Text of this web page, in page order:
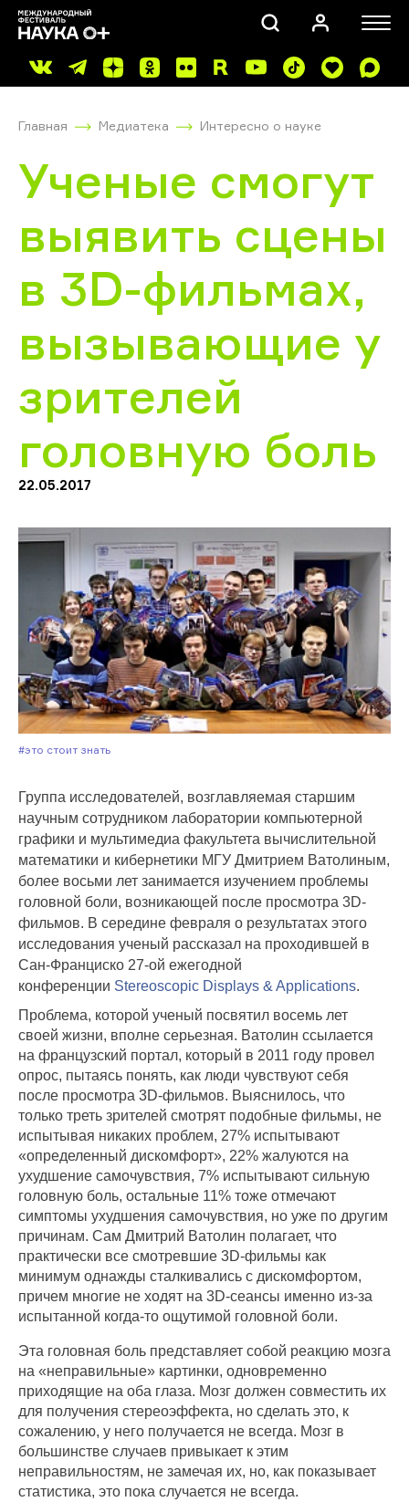
ПОИСК
Главная Медиатека Интересно о науке
Ученые смогут
выявить сцены
в 3D-фильмах,
вызывающие у
зрителей
головную боль
22.05.2017
#Это стоит знать
Группа исследователей, возглавляемая старшим
научным сотрудником лаборатории компьютерной
графики и мультимедиа факультета вычислительной
математики и кибернетики МГУ Дмитрием Ватолиным,
более восьми лет занимается изучением проблемы
головной боли, возникающей после просмотра 3D-
фильмов. В середине февраля о результатах этого
исследования ученый рассказал на проходившей в
Сан-Франциско 27-ой ежегодной
конференции Stereoscopic Displays & Applications.
Проблема, которой ученый посвятил восемь лет
своей жизни, вполне серьезная. Ватолин ссылается
на французский портал, который в 2011 году провел
опрос, пытаясь понять, как люди чувствуют себя
после просмотра 3D-фильмов. Выяснилось, что
только треть зрителей смотрят подобные фильмы, не
испытывая никаких проблем, 27% испытывают
«определенный дискомфорт», 22% жалуются на
ухудшение самочувствия, 7% испытывают сильную
головную боль, остальные 11% тоже отмечают
симптомы ухудшения самочувствия, но уже по другим
причинам. Сам Дмитрий Ватолин полагает, что
практически все смотревшие 3D-фильмы как
минимум однажды сталкивались с дискомфортом,
причем многие не ходят на 3D-сеансы именно из-за
испытанной когда-то ощутимой головной боли.
Эта головная боль представляет собой реакцию мозга
на «неправильные» картинки, одновременно
приходящие на оба глаза. Мозг должен совместить их
для получения стереоэффекта, но сделать это, к
сожалению, у него получается не всегда. Мозг в
большинстве случаев привыкает к этим
неправильностям, не замечая их, но, как показывает
статистика, это пока случается не всегда.